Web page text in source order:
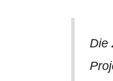
Die